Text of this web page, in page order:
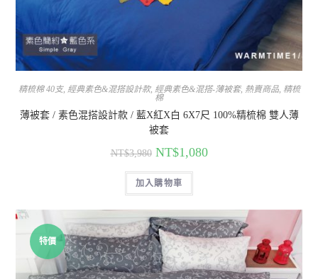
精梳棉 40支, 經典素色&混搭設計款, 經典素色&混搭-薄被套, 熱賣商品, 精梳
棉
薄被套 / 素色混搭設計款 / 藍X紅X白 6X7尺 100%精梳棉 雙人薄
被套
NT$3,980 NT$1,080
加入購物車
特價